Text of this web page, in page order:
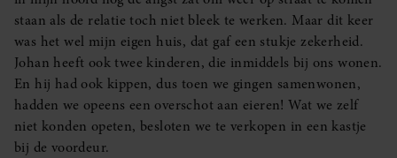
staan als de relatie toch niet bleek te werken. Maar dit keer
was het wel mijn eigen huis, dat gaf een stukje zekerheid.
Johan heeft ook twee kinderen, die inmiddels bij ons wonen.
En hij had ook kippen, dus toen we gingen samenwonen,
hadden we opeens een overschot aan eieren! Wat we zelf
niet konden opeten, besloten we te verkopen in een kastje
bij de voordeur.